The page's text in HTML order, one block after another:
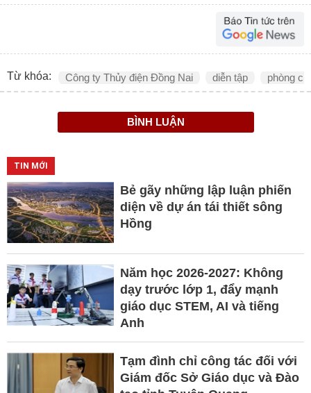
Từ khóa: Công ty Thủy điện Đồng Nai diễn tập phòng
BÌNH LUẬN
TIN MỚI
Bẻ gãy những lập luận phiến
diện về dự án tái thiết sông
Hồng
Năm học 2026-2027: Không
dạy trước lớp 1, đẩy mạnh
giáo dục STEM, AI và tiếng
Anh
Tạm đình chỉ công tác đối với
Giám đốc Sở Giáo dục và Đào